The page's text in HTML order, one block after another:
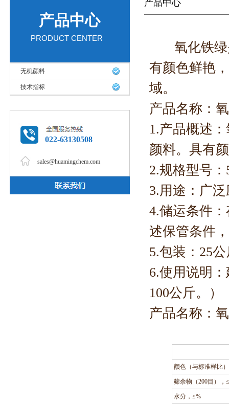
产品中心
PRODUCT CENTER
无机颜料
技术指标
022-63130508
sales@huamingchem.com
产品中心
氧化铁绿
有颜色鲜艳
域。
产品名称：
1.产品概述
颜料。具有
2.规格型号：
3.用途：广
4.储运条件
述保管条件
5.包装：25
6.使用说明
100公斤。）
产品名称：
颜色（与标准样比）
筛余物（200目），
水分，≤%